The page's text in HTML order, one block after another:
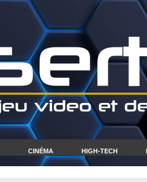
CINÉMA HIGH-TECH